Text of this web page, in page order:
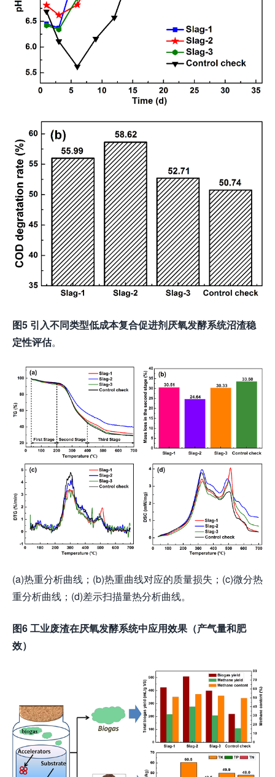
图5 引入不同类型低成本复合促进剂厌氧发酵系统沼渣稳
定性评估。
(a)热重分析曲线；(b)热重曲线对应的质量损失；(c)微分热
重分析曲线；(d)差示扫描量热分析曲线。
图6工业废渣在厌氧发酵系统中应用效果（产气量和肥
效）